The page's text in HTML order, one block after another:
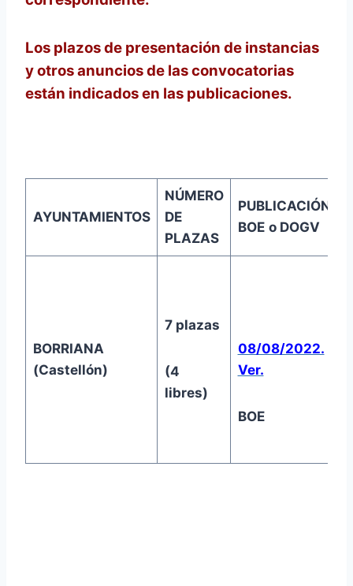
Los plazos de presentación de instancias
y otros anuncios de las convocatorias
están indicados en las publicaciones.
AYUNTAMIENTOS
NÚMERO
DE
PLAZAS
PUBLICACIÓN
BOE o DOGV
BORRIANA
(Castellón)
7 plazas
(4
libres)
08/08/2022.
Ver.
BOE